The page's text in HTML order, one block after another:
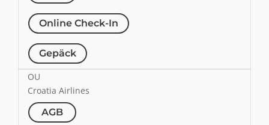
Online Check-In
Gepäck
OU
Croatia Airlines
AGB